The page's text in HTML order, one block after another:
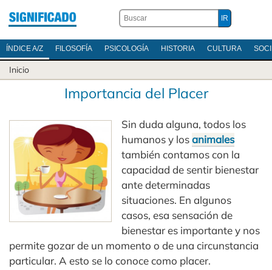
ÍNDICE A/Z FILOSOFÍA PSICOLOGÍA HISTORIA CULTURA
Inicio
Importancia del Placer
Sin duda alguna, todos los
humanos y losanimales
también contamos con la
capacidad de sentir bienestar
ante determinadas
situaciones. En algunos
casos, esa sensación de
bienestar es importante y nos
permite gozar de un momento o de una circunstancia
particular. A esto se lo conoce como placer.